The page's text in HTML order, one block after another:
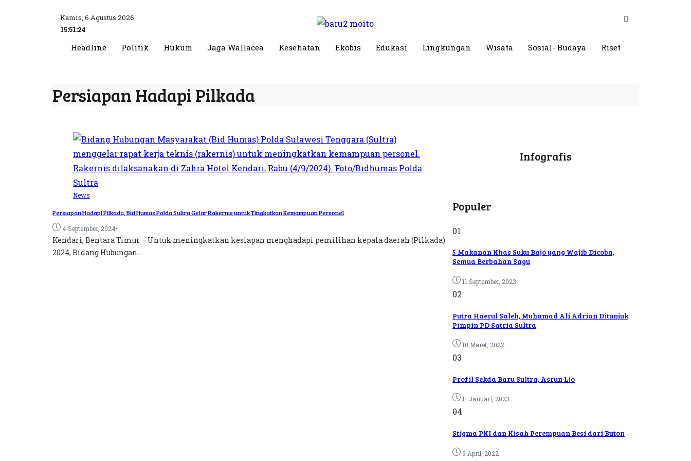
Kamis, 6 Agustus 2026
15:51:24
Headline Politik Hukum Jaga Wallacea Kesehatan Ekobis Edukasi Lingkungan Wisata Sosial- Budaya Riset
Persiapan Hadapi Pilkada
News
Persiapan Hadapi Pilkada, Bid Humas Polda Sultra Gelar Rakernis untuk Tingkatkan Kemampuan Personel
4 September, 2024•
Kendari, Bentara Timur – Untuk meningkatkan kesiapan menghadapi pemilihan kepala daerah (Pilkada)
2024, Bidang Hubungan...
Infografis
Populer
01
5 Makanan Khas Suku Bajo yang Wajib Dicoba,
Semua Berbahan Sagu
11 September, 2023
02
Putra Haerul Saleh, Muhamad Ali Adrian Ditunjuk
Pimpin PD Satria Sultra
10 Maret, 2022
03
Profil Sekda Baru Sultra, Asrun Lio
11 Januari, 2023
04
Stigma PKI dan Kisah Perempuan Besi dari Buton
9 April, 2022